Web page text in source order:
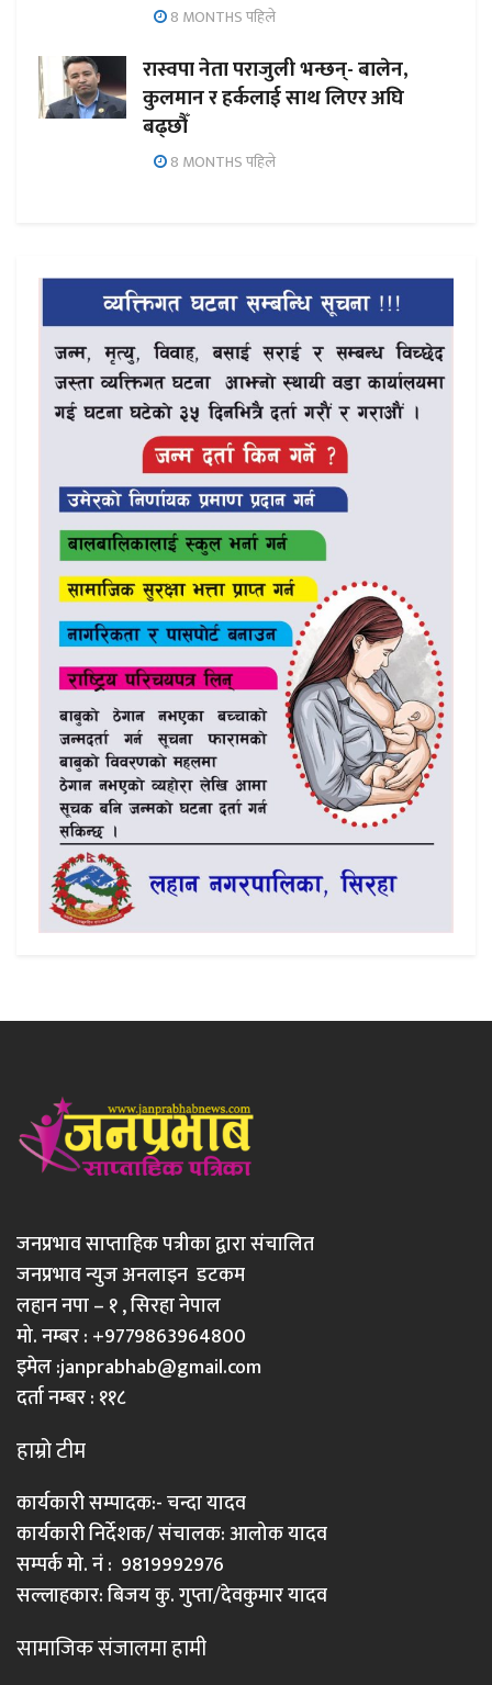
8 MONTHS पहिले
रास्वपा नेता पराजुली भन्छन्- बालेन,
कुलमान र हर्कलाई साथ लिएर अघि
बढ्छौँ
8 MONTHS पहिले
जनप्रभाव साप्ताहिक पत्रीका द्वारा संचालित
जनप्रभाव न्युज अनलाइन डटकम
लहान नपा – १ , सिरहा नेपाल
मो. नम्बर : +9779863964800
इमेल :janprabhab@gmail.com
दर्ता नम्बर : ११८
हाम्रो टीम
कार्यकारी सम्पादक:- चन्दा यादव
कार्यकारी निर्देशक/ संचालक: आलोक यादव
सम्पर्क मो. नं : 9819992976
सल्लाहकार: बिजय कु. गुप्ता/देवकुमार यादव
सामाजिक संजालमा हामी